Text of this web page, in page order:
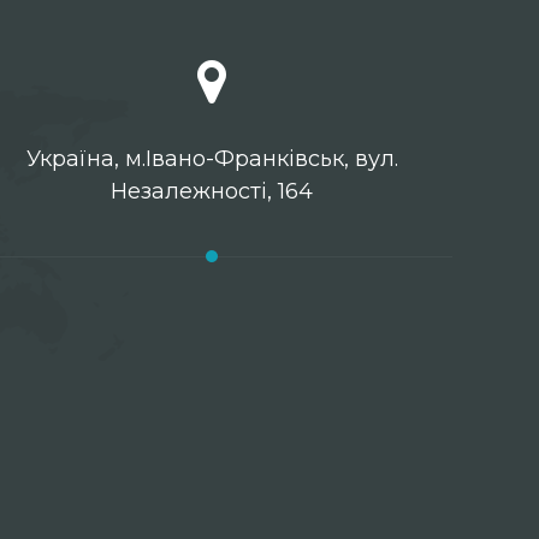
Українa, м.Івано-Франківськ, вул.
Незалежності, 164